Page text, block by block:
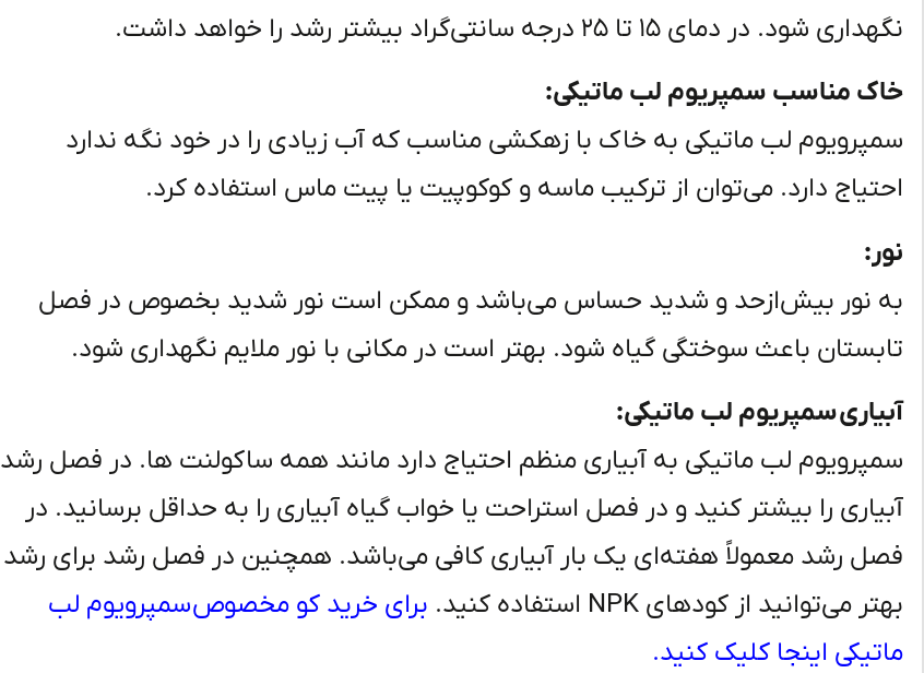
نگهداری شود. در دمای ۱۵ تا ۲۵ درجه سانتی‌گراد بیشتر رشد را خواهد داشت.
خاک مناسب سمپریوم لب ماتیکی:
سمپرویوم لب ماتیکی به خاک با زهکشی مناسب که آب زیادی را در خود نگه ندارد
احتیاج دارد. می‌توان از ترکیب ماسه و کوکوپیت یا پیت ماس استفاده کرد.
نور:
به نور بیش‌ازحد و شدید حساس می‌باشد و ممکن است نور شدید بخصوص در فصل
تابستان باعث سوختگی گیاه شود. بهتر است در مکانی با نور ملایم نگهداری شود.
آبیاری سمپریوم لب ماتیکی:
سمپرویوم لب ماتیکی به آبیاری منظم احتیاج دارد مانند همه ساکولنت ها. در فصل رشد
آبیاری را بیشتر کنید و در فصل استراحت یا خواب گیاه آبیاری را به حداقل برسانید. در
فصل رشد معمولاً هفته‌ای یک بار آبیاری کافی می‌باشد. همچنین در فصل رشد برای رشد
بهتر می‌توانید از کودهای NPK استفاده کنید.
برای خرید کو مخصوص سمپرویوم لب
ماتیکی اینجا کلیک کنید.